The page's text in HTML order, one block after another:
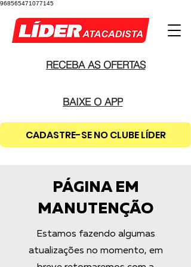
968565471077145
RECEBA AS OFERTAS
BAIXE O APP
CADASTRE-SE NO CLUBE LÍDER
PÁGINA EM
MANUTENÇÃO
Estamos fazendo algumas
atualizações no momento, em